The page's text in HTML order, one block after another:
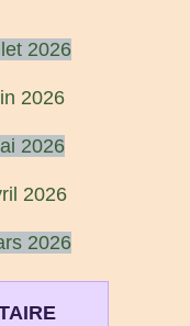
2026
2026
2026
2026
2026